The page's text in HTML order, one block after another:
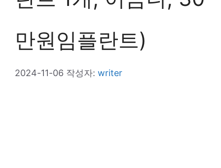
만원임플란트)
2024-11-06 작성자: writer